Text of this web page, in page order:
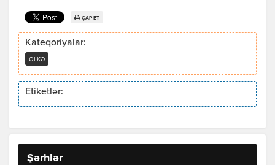
ÇAP ET
Kateqoriyalar:
ÖLKƏ
Etiketlər:
Şərhlər